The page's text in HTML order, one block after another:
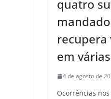
quatro
em
4 de agosto de
Ocorrências